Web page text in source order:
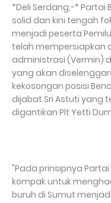
*Deli Serdang,-*
solid dan kini tengah
menjadi peserta
telah mempersiapkan
administrasi (Vermin)
yang akan
kekosongan posisi
dijabat Sri Astuti yang
digantikan Plt Yetti
"Pada prinsipnya
kompak untuk
buruh di Sumut